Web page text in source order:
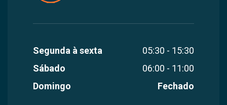
Segunda à sexta
05:30 - 15:30
Sábado
06:00 - 11:00
Domingo
Fechado